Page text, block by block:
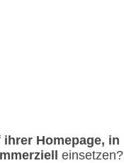
ihrer Homepage, in